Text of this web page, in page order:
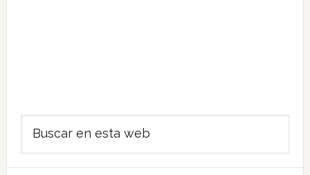
Barra
lateral
principal